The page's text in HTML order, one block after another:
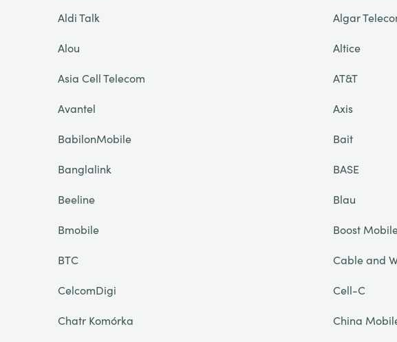
Aldi Talk
Algar
Alou
Altice
Asia Cell Telecom
AT&T
Avantel
Axis
BabilonMobile
Bait
Banglalink
BASE
Beeline
Blau
Bmobile
Boost
BTC
Cable and
CelcomDigi
Cell-C
Chatr Komórka
China